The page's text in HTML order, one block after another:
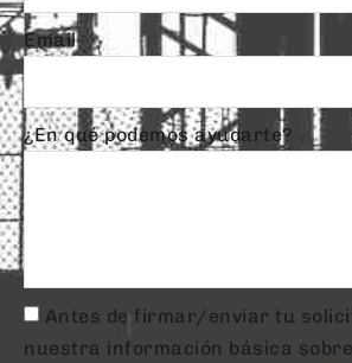
Email
¿En qué podemos ayudarte?
Antes de firmar/enviar tu
nuestra información básica